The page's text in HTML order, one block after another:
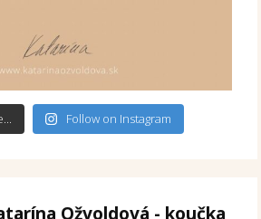
Follow on Instagram
Ožvoldová - koučka